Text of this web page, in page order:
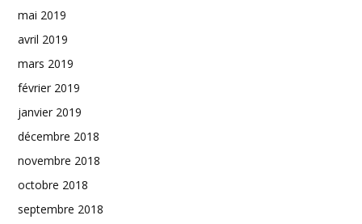
mai 2019
avril 2019
mars 2019
février 2019
janvier 2019
décembre 2018
novembre 2018
octobre 2018
septembre 2018